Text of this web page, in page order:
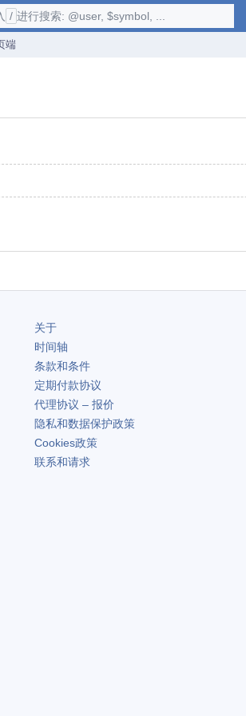
端
/ 进行搜索: @user, $symbol, ...
关于
时间轴
条款和条件
定期付款协议
代理协议 – 报价
隐私和数据保护政策
Cookies政策
联系和请求